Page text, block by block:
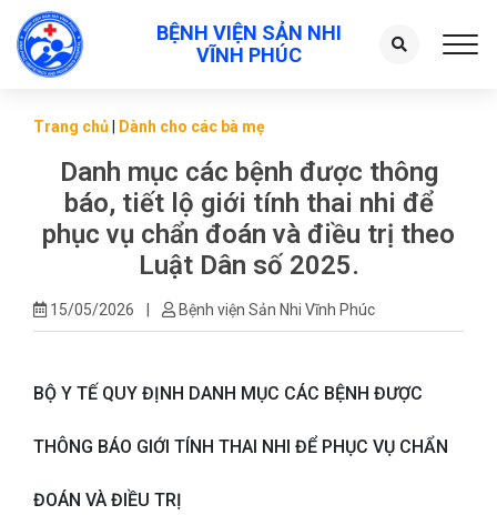
BỆNH VIỆN SẢN NHI
VĨNH PHÚC
Trang chủ Dành cho các bà mẹ
Danh mục các bệnh được thông
báo, tiết lộ giới tính thai nhi để
phục vụ chẩn đoán và điều trị theo
Luật Dân số 2025.
15/05/2026 Bệnh viện Sản Nhi Vĩnh Phúc
BỘ Y TẾ QUY ĐỊNH DANH MỤC CÁC BỆNH ĐƯỢC
THÔNG BÁO GIỚI TÍNH THAI NHI ĐỂ PHỤC VỤ CHẨN
ĐOÁN VÀ ĐIỀU TRỊ